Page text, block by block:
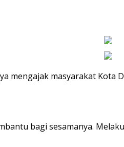
mengajak masyarakat
bagi sesamanya.